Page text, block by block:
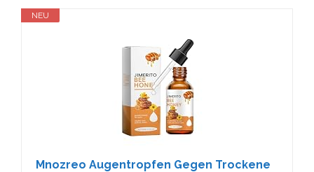
NEU
Mnozreo Augentropfen Gegen Trockene